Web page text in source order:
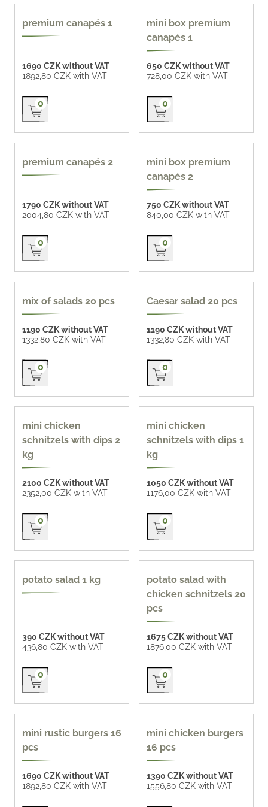
premium canapés 1
1690 CZK without VAT
1892,80 CZK with VAT
Přidat do košíku
0
mini box premium
canapés 1
650 CZK without VAT
728,00 CZK with VAT
Přidat do košíku
0
premium canapés 2
1790 CZK without VAT
2004,80 CZK with VAT
Přidat do košíku
0
mini box premium
canapés 2
750 CZK without VAT
840,00 CZK with VAT
Přidat do košíku
0
popular
mix of salads 20 pcs
1190 CZK without VAT
1332,80 CZK with VAT
Přidat do košíku
0
Caesar salad 20 pcs
1190 CZK without VAT
1332,80 CZK with VAT
Přidat do košíku
0
mini chicken
schnitzels with dips 2
kg
2100 CZK without VAT
2352,00 CZK with VAT
Přidat do košíku
0
mini chicken
schnitzels with dips 1
kg
1050 CZK without VAT
1176,00 CZK with VAT
Přidat do košíku
0
potato salad 1 kg
390 CZK without VAT
436,80 CZK with VAT
Přidat do košíku
0
potato salad with
chicken schnitzels 20
pcs
1675 CZK without VAT
1876,00 CZK with VAT
Přidat do košíku
0
mini rustic burgers 16
pcs
1690 CZK without VAT
1892,80 CZK with VAT
97 CZK / pc
mini chicken burgers
16 pcs
1390 CZK without VAT
1556,80 CZK with VAT